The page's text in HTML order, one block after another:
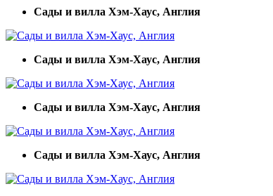
Сады и вилла Хэм-Хаус, Англия
Сады и вилла Хэм-Хаус, Англия
Сады и вилла Хэм-Хаус, Англия
Сады и вилла Хэм-Хаус, Англия